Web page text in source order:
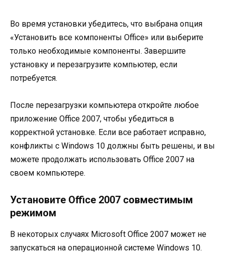
Во время установки убедитесь, что выбрана опция
«Установить все компоненты Office» или выберите
только необходимые компоненты. Завершите
установку и перезагрузите компьютер, если
потребуется.
После перезагрузки компьютера откройте любое
приложение Office 2007, чтобы убедиться в
корректной установке. Если все работает исправно,
конфликты с Windows 10 должны быть решены, и вы
можете продолжать использовать Office 2007 на
своем компьютере.
Установите Office 2007 совместимым
режимом
В некоторых случаях Microsoft Office 2007 может не
запускаться на операционной системе Windows 10.